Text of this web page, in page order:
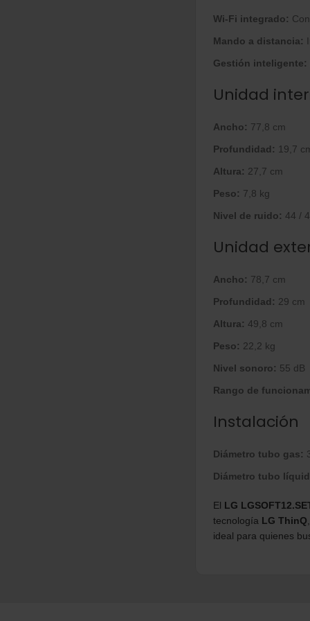
Wi-Fi integrado:
Mando a distancia:
Gestión inteligente:
Unidad
Ancho: 77,8 cm
Profundidad: 19,7
Altura: 27,7 cm
Peso: 7,8 kg
Nivel de ruido: 44 /
Unidad
Ancho: 78,7 cm
Profundidad: 29 cm
Altura: 49,8 cm
Peso: 22,2 kg
Nivel sonoro: 55 dB
Rango de
Instalación
Diámetro tubo gas:
Diámetro tubo
El LG
tecnología LG ThinQ
ideal para quienes